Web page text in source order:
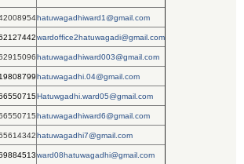
hatuwagadhiward1@gmail.com
wardoffice2hatuwagadi@gmail.com
hatuwagadhiward003@gmail.com
hatuwagadhi.04@gmail.com
Hatuwgadhi.ward05@gmail.com
hatuwagadhiward6@gmail.com
hatuwagadhi7@gmail.com
ward08hatuwagadhi@gmail.com